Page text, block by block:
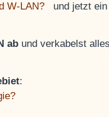
W-LAN?
und jetzt
ab und verkabelst
: